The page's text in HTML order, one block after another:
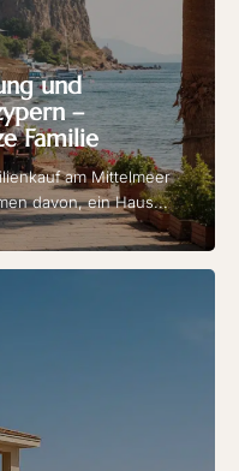
und
–
Familie
am Mittelmeer
davon, ein Haus...